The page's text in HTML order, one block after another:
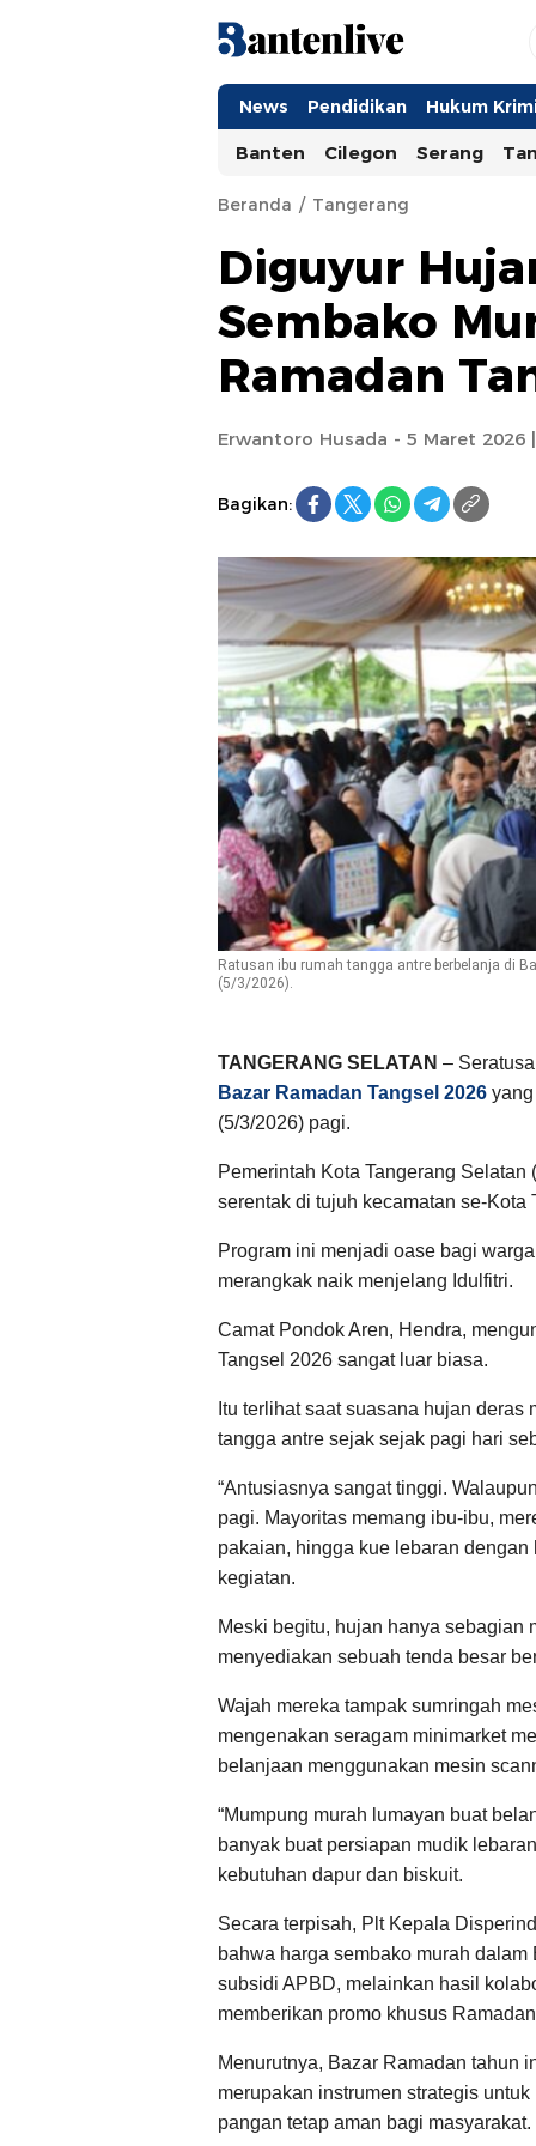
Bantenlive.com
Informasi Banten Terkini
News Pendidikan Hukum
Banten Cilegon Serang
Beranda Tangerang
Diguyur
Sembako
Ramadan
Erwantoro Husada - 5 Maret 2026
Bagikan:
Ratusan ibu rumah tangga antre berbelanja di
(5/3/2026).
TANGERANG SELATAN –
Bazar Ramadan Tangsel 2026
(5/3/2026) pagi.
Pemerintah Kota Tangerang
serentak di tujuh kecamatan se-
Program ini menjadi oase bagi
merangkak naik menjelang Idulfitri.
Camat Pondok Aren, Hendra,
Tangsel 2026 sangat luar biasa.
Itu terlihat saat suasana hujan
tangga antre sejak sejak pagi hari
“Antusiasnya sangat tinggi.
pagi. Mayoritas memang ibu-ibu,
pakaian, hingga kue lebaran
kegiatan.
Meski begitu, hujan hanya sebagian
menyediakan sebuah tenda besar
Wajah mereka tampak sumringah
mengenakan seragam minimarket
belanjaan menggunakan mesin
“Mumpung murah lumayan buat
banyak buat persiapan mudik
kebutuhan dapur dan biskuit.
Secara terpisah, Plt Kepala
bahwa harga sembako murah
subsidi APBD, melainkan hasil
memberikan promo khusus
Menurutnya, Bazar Ramadan tahun
merupakan instrumen strategis
pangan tetap aman bagi masyarakat.